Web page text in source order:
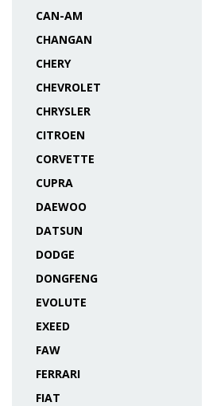
CAN-AM
CHANGAN
CHERY
CHEVROLET
CHRYSLER
CITROEN
CORVETTE
CUPRA
DAEWOO
DATSUN
DODGE
DONGFENG
EVOLUTE
EXEED
FAW
FERRARI
FIAT